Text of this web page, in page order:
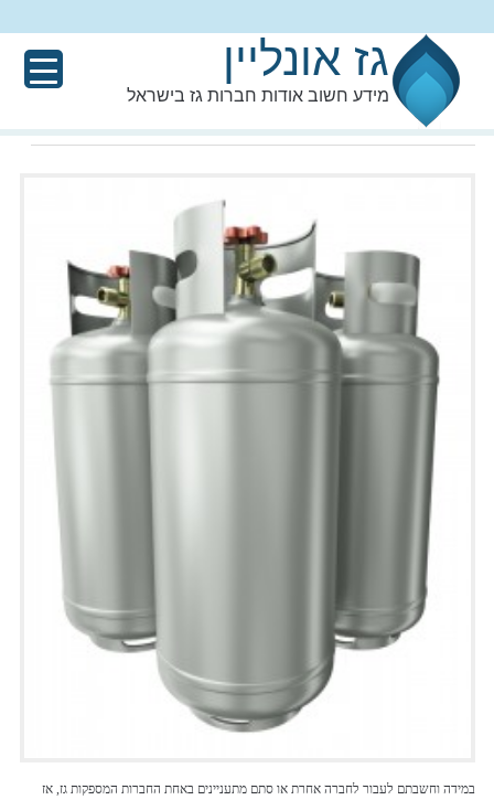
גז אונליין
מידע חשוב אודות חברות גז בישראל
במידה וחשבתם לעבור לחברה אחרת או סתם מתעניינים באחת החברות המספקות גז, אז